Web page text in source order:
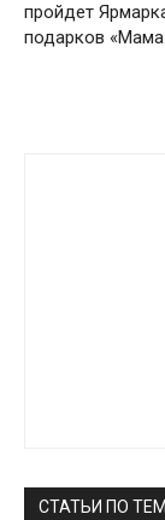
пройдет
подарков «Мама
СТАТЬИ ПО